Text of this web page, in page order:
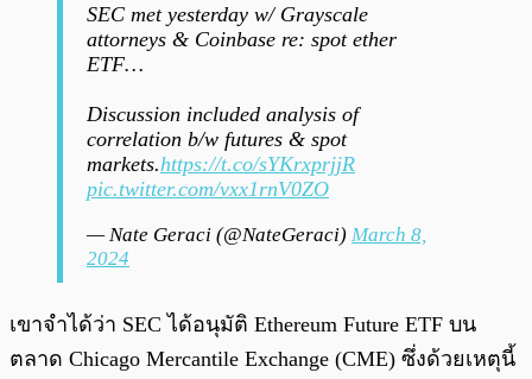
SEC met yesterday w/ Grayscale
attorneys & Coinbase re: spot ether
ETF…
Discussion included analysis of
correlation b/w futures & spot
markets.https://t.co/sYKrxprjjR
pic.twitter.com/vxx1rnV0ZO
— Nate Geraci (@NateGeraci) March 8,
2024
เขาจำได้ว่า SEC ได้อนุมัติ Ethereum Future ETF บน
ตลาด Chicago Mercantile Exchange (CME) ซึ่งด้วยเหตุนี้